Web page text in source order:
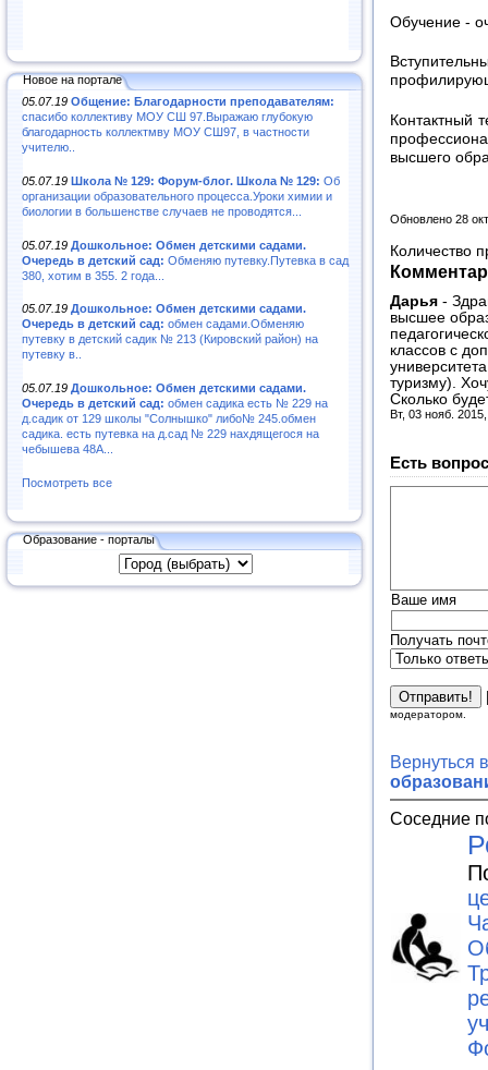
Новое на портале
05.07.19 Общение: Благодарности преподавателям:
спасибо коллективу МОУ СШ 97.Выражаю глубокую
благодарность коллектмву МОУ СШ97, в частности
учителю..
05.07.19 Школа № 129: Форум-блог. Школа № 129: Об
организации образовательного процесса.Уроки химии и
биологии в большенстве случаев не проводятся...
05.07.19 Дошкольное: Обмен детскими садами.
Очередь в детский сад: Обменяю путевку.Путевка в сад
380, хотим в 355. 2 года...
05.07.19 Дошкольное: Обмен детскими садами.
Очередь в детский сад: обмен садами.Обменяю
путевку в детский садик № 213 (Кировский район) на
путевку в..
05.07.19 Дошкольное: Обмен детскими садами.
Очередь в детский сад: обмен садика есть № 229 на
д.садик от 129 школы "Солнышко" либо№ 245.обмен
садика. есть путевка на д.сад № 229 нахдящегося на
чебышева 48А...
Посмотреть все
Образование - порталы
Обучение -
Контактный
высшего
Обновлено 28
Количество
Дарья -
высшее
классов с
туризму).
Сколько
Вт, 03 нояб.
Есть
Ваше имя
Получать
модератором.
Вернуться
Соседние